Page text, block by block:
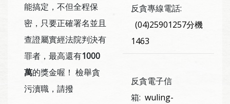
能搞定，不但全程保
密，只要正確署名並且
查證屬實經法院判決有
罪者，最高還有1000
萬的獎金喔！ 檢舉貪
污瀆職，請撥
反貪專線電話:
(04)25901257分機
1463
反貪電子信
箱: wuling-